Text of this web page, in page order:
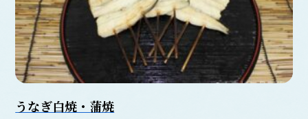
うなぎ白焼・蒲焼